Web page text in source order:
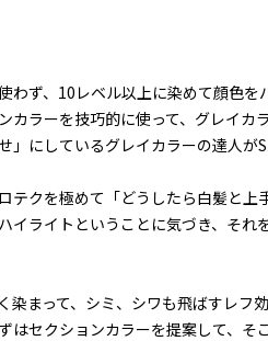
わず、10レベル以上に染めて顔色を
カラーを技巧的に使って、グレイカ
」にしているグレイカラーの達人が
テクを極めて「どうしたら白髪と上
イライトということに気づき、それ
染まって、シミ、シワも飛ばすレフ効
はセクションカラーを提案して、そ